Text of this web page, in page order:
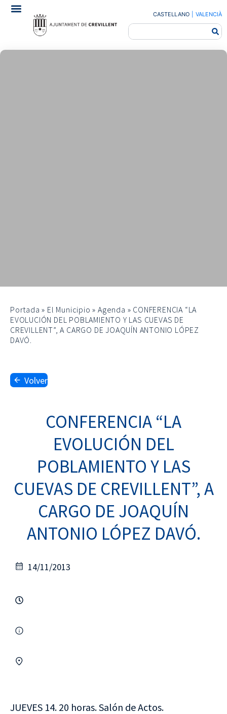
CASTELLANO VALENCIÀ
Portada » El Municipio »Agenda » CONFERENCIA “LA
EVOLUCIÓN DEL POBLAMIENTO Y LAS CUEVAS DE
CREVILLENT”, A CARGO DE JOAQUÍN ANTONIO LÓPEZ
DAVÓ.
Volver
CONFERENCIA “LA
EVOLUCIÓN DEL
POBLAMIENTO Y LAS
CUEVAS DE CREVILLENT”, A
CARGO DE JOAQUÍN
ANTONIO LÓPEZ DAVÓ.
14/11/2013
JUEVES 14. 20 horas. Salón de Actos.